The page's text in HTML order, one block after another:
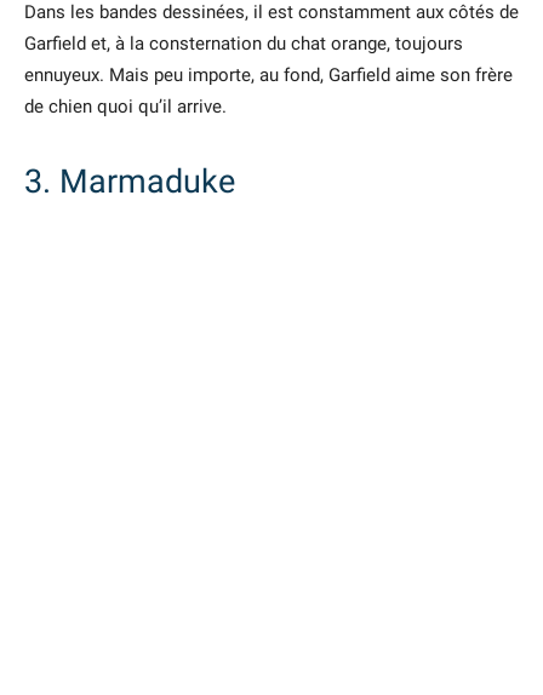
Dans les bandes dessinées, il est constamment aux côtés de
Garfield et, à la consternation du chat orange, toujours
ennuyeux. Mais peu importe, au fond, Garfield aime son frère
de chien quoi qu’il arrive.
3. Marmaduke